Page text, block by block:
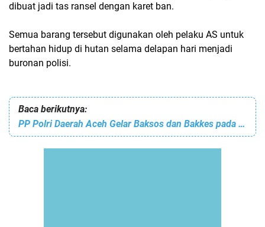
dibuat jadi tas ransel dengan karet ban.
Semua barang tersebut digunakan oleh pelaku AS untuk
bertahan hidup di hutan selama delapan hari menjadi
buronan polisi.
Baca berikutnya:
PP Polri Daerah Aceh Gelar Baksos dan Bakkes pada HUT ke-26